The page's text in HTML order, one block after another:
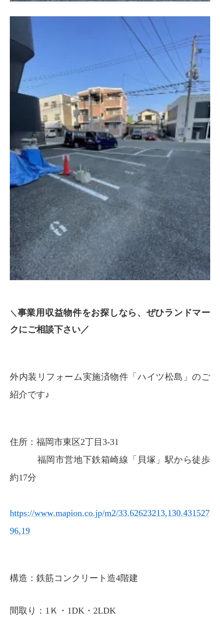
＼ 事業用収益物件をお探しなら、ぜひランドマー
クにご相談下さい／
外内装リフォーム実施済物件「ハイツ松島」のご
紹介です♪
住所：福岡市東区2丁目3-31
福岡市営地下鉄箱崎線「貝塚」駅から徒歩
約17分
https://www.mapion.co.jp/m2/33.62623213,130.431527
96,19
構造：鉄筋コンクリート造4階建
間取り：1Ｋ・1DK・2LDK